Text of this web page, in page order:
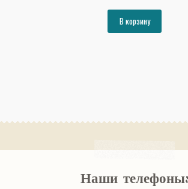
составляла
14953₽.
В корзину
Наши телефоны: